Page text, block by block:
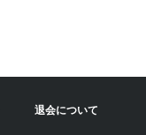
退会について